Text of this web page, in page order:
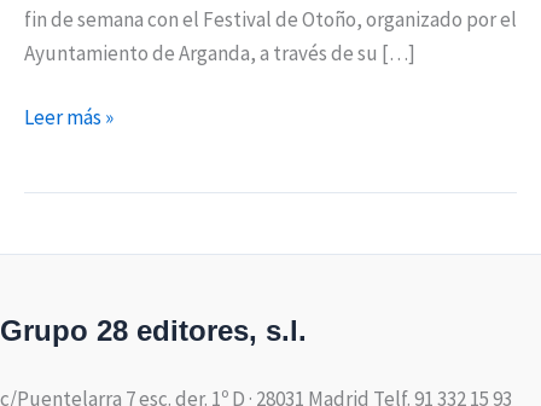
fin de semana con el Festival de Otoño, organizado por el
Ayuntamiento de Arganda, a través de su […]
Leer más »
Grupo 28 editores, s.l.
c/Puentelarra 7 esc. der. 1º D · 28031 Madrid Telf. 91 332 15 93